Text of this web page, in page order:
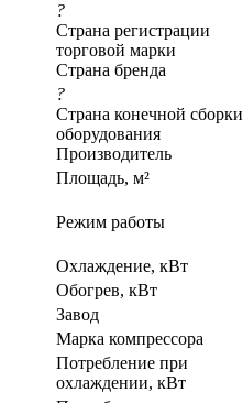
?
Страна регистрации
торговой марки
Страна бренда
?
Страна конечной сборки
оборудования
Производитель
Площадь, м²
Режим работы
Охлаждение, кВт
Обогрев, кВт
Завод
Марка компрессора
Потребление при
охлаждении, кВт